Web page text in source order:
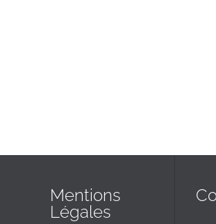
Mentions
Légales